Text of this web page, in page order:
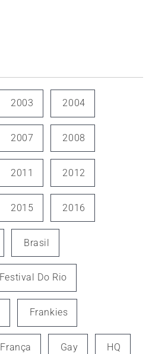
2003 2004
2007 2008
2011 2012
2015 2016
Brasil
Festival Do Rio
Frankies
França Gay HQ